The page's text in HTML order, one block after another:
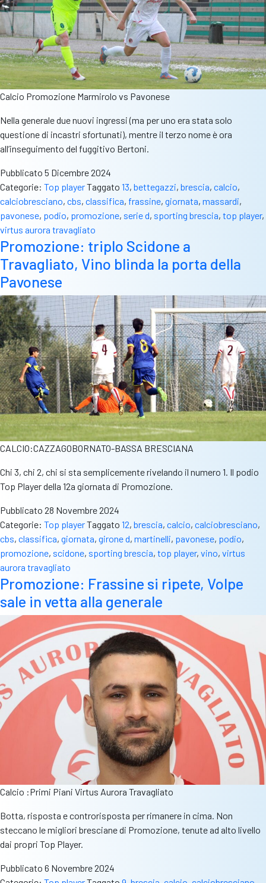
Calcio Promozione Marmirolo vs Pavonese
Nella generale due nuovi ingressi (ma per uno era stata solo
questione di incastri sfortunati), mentre il terzo nome è ora
all’inseguimento del fuggitivo Bertoni.
Pubblicato 5 Dicembre 2024
Categorie: Top playerTaggato 13, bettegazzi, brescia, calcio,
calciobresciano, cbs, classifica, frassine, giornata, massardi,
pavonese, podio, promozione, serie d, sporting brescia, top player,
virtus aurora travagliato
Promozione: triplo Scidone a
Travagliato, Vino blinda la porta della
Pavonese
CALCIO:CAZZAGOBORNATO-BASSA BRESCIANA
Chi 3, chi 2, chi si sta semplicemente rivelando il numero 1. Il podio
Top Player della 12a giornata di Promozione.
Pubblicato 28 Novembre 2024
Categorie: Top playerTaggato 12, brescia, calcio, calciobresciano,
cbs, classifica, giornata, girone d, martinelli, pavonese, podio,
promozione, scidone, sporting brescia, top player, vino, virtus
aurora travagliato
Promozione: Frassine si ripete, Volpe
sale in vetta alla generale
Calcio :Primi Piani Virtus Aurora Travagliato
Botta, risposta e controrisposta per rimanere in cima. Non
steccano le migliori bresciane di Promozione, tenute ad alto livello
dai propri Top Player.
Pubblicato 6 Novembre 2024